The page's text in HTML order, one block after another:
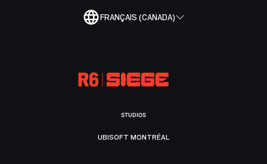
FRANÇAIS (CANADA)
STUDIOS
UBISOFT MONTRÉAL